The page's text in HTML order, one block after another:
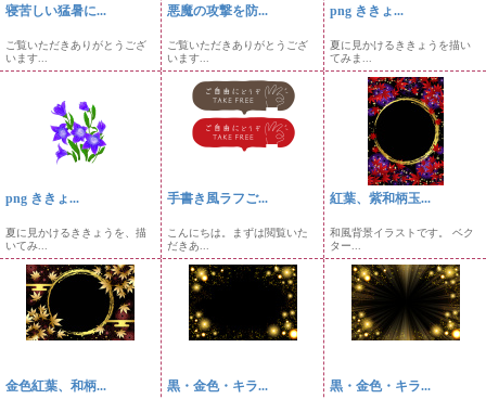
寝苦しい猛暑に...
ご覧いただきありがとうござ
います...
悪魔の攻撃を防...
ご覧いただきありがとうござ
います...
png ききょ...
夏に見かけるききょうを描い
てみま...
png ききょ...
夏に見かけるききょうを、描
いてみ...
手書き風ラフご...
こんにちは。まずは閲覧いた
だきあ...
紅葉、紫和柄玉...
和風背景イラストです。 ベク
ター...
金色紅葉、和柄... 黒・金色・キラ... 黒・金色・キラ...